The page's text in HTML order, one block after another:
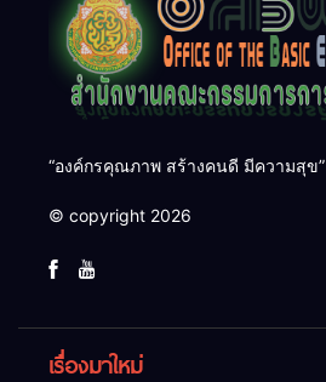
“องค์กรคุณภาพ สร้างคนดี มีความสุข”
© copyright 2026
เรื่องมาใหม่